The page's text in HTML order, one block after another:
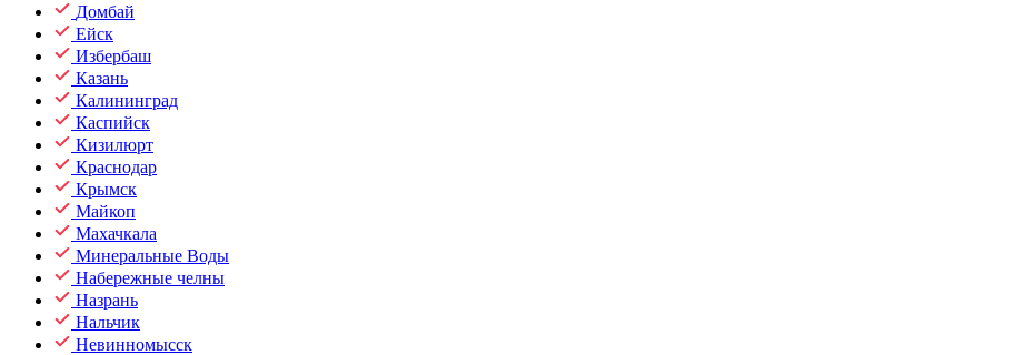
Домбай
Ейск
Избербаш
Казань
Калининград
Каспийск
Кизилюрт
Краснодар
Крымск
Майкоп
Махачкала
Минеральные Воды
Набережные челны
Назрань
Нальчик
Невинномысск